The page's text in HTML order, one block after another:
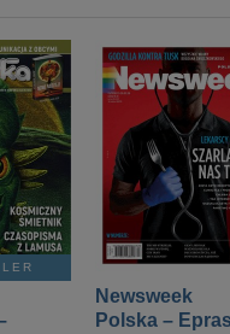
Newsweek
Polska –